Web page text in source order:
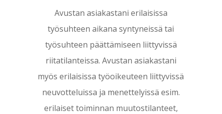
Avustan asiakastani erilaisissa
työsuhteen aikana syntyneissä tai
työsuhteen päättämiseen liittyvissä
riitatilanteissa. Avustan asiakastani
myös erilaisissa työoikeuteen liittyvissä
neuvotteluissa ja menettelyissä esim.
erilaiset toiminnan muutostilanteet,